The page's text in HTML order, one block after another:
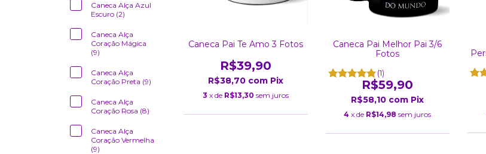
Caneca Alça Azul
Escuro (2)
Caneca Alça
Coração Mágica
(9)
Caneca Alça
Coração Preta (9)
Caneca Alça
Coração Rosa (8)
Caneca Alça
Coração Vermelha
(9)
Caneca Pai Te Amo 3 Fotos
R$39,90
R$38,70 com Pix
3 x de R$13,30 sem juros
Caneca Pai Melhor Pai 3/6
Fotos
(1)
R$59,90
R$58,10 com Pix
4 x de R$14,98 sem juros